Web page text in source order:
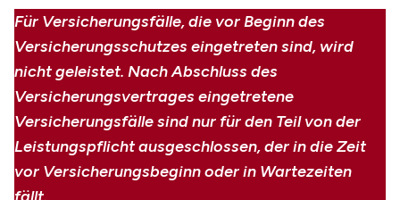
Für Versicherungsfälle, die vor Beginn des
Versicherungsschutzes eingetreten sind, wird
nicht geleistet. Nach Abschluss des
Versicherungsvertrages eingetretene
Versicherungsfälle sind nur für den Teil von der
Leistungspflicht ausgeschlossen, der in die Zeit
vor Versicherungsbeginn oder in Wartezeiten